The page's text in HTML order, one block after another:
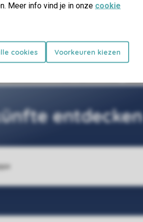
Meer info vind je in onze cookie
cookies Voorkeuren kiezen
entdecken